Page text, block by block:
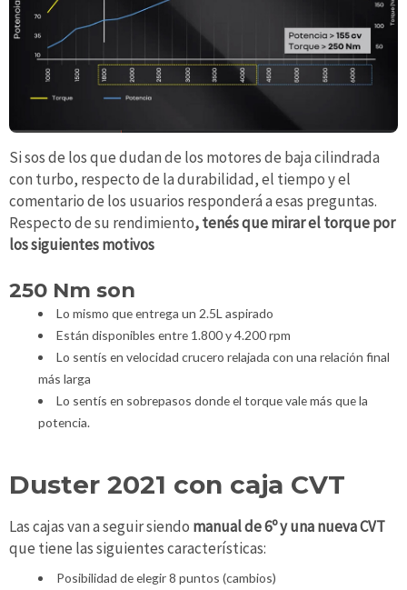
Si sos de los que dudan de los motores de baja cilindrada
con turbo, respecto de la durabilidad, el tiempo y el
comentario de los usuarios responderá a esas preguntas.
Respecto de su rendimiento, tenés que mirar el torque por
los siguientes motivos
250 Nm son
Lo mismo que entrega un 2.5L aspirado
Están disponibles entre 1.800 y 4.200 rpm
Lo sentís en velocidad crucero relajada con una relación final
más larga
Lo sentís en sobrepasos donde el torque vale más que la
potencia.
Duster 2021 con caja CVT
Las cajas van a seguir siendo manual de 6º y una nueva CVT
que tiene las siguientes características:
Posibilidad de elegir 8 puntos (cambios)